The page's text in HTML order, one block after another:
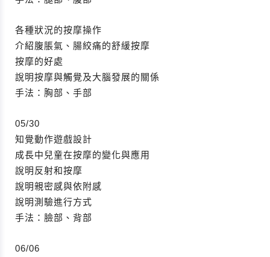
各種狀況的按摩操作
介紹腹脹氣、腸絞痛的舒緩按摩
按摩的好處
說明按摩與觸覺及大腦發展的關係
手法：胸部、手部
05/30
知覺動作遊戲設計
成長中兒童在按摩的變化與應用
說明反射和按摩
說明親密感與依附感
說明測驗進行方式
手法：臉部、背部
06/06